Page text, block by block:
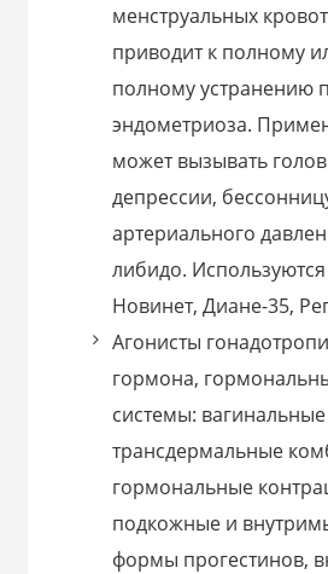
менструальных
приводит к полному
полному устранению
эндометриоза.
может вызывать
депрессии,
артериального
либидо.
Новинет, Диане-35,
Агонисты
гормона,
системы:
трансдермальные
гормональные
подкожные и
формы прогестинов,